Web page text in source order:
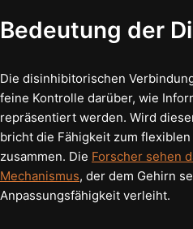
Bedeutung der
Die disinhibitorischen
feine Kontrolle darüber, wie
repräsentiert werden. Wird
bricht die Fähigkeit zum
zusammen. Die Forscher sehen
Mechanismus, der dem Gehirn
Anpassungsfähigkeit verleiht.